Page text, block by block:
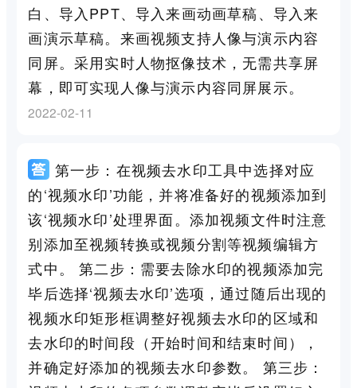
白、导入PPT、导入来画动画草稿、导入来
画演示草稿。来画视频支持人像与演示内容
同屏。采用实时人物抠像技术，无需共享屏
幕，即可实现人像与演示内容同屏展示。
2022-02-11
第一步：在视频去水印工具中选择对应
的‘视频水印’功能，并将准备好的视频添加到
该‘视频水印’处理界面。添加视频文件时注意
别添加至视频转换或视频分割等视频编辑方
式中。 第二步：需要去除水印的视频添加完
毕后选择‘视频去水印’选项，通过随后出现的
视频水印矩形框调整好视频去水印的区域和
去水印的时间段（开始时间和结束时间），
并确定好添加的视频去水印参数。 第三步：